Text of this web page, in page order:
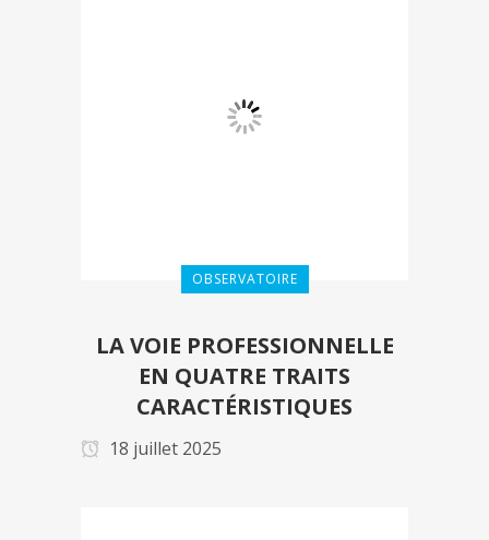
OBSERVATOIRE
LA VOIE PROFESSIONNELLE
EN QUATRE TRAITS
CARACTÉRISTIQUES
18 juillet 2025